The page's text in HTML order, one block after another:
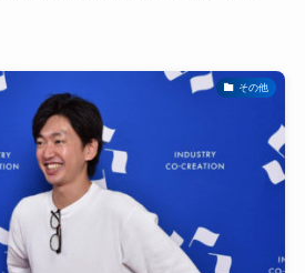
その他